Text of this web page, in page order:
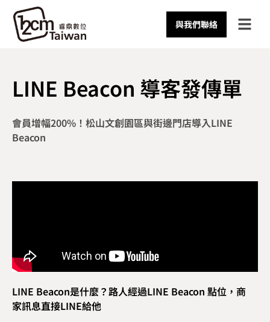
與我們聯絡
LINE Beacon 導客發傳單
會員增幅200%！松山文創園區與街邊門店導入LINE
Beacon
LINE Beacon是什麼？路人經過LINE Beacon 點位，商
家訊息直接LINE給他